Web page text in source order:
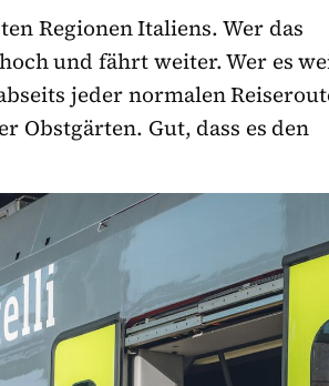
Regionen Italiens. Wer das
und fährt weiter. Wer es
jeder normalen
Obstgärten. Gut, dass es den